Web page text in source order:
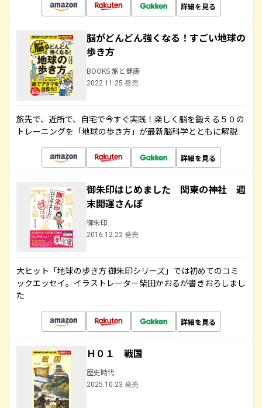
詳細を見る
脳がどんどん強くなる！すごい地球の
歩き方
BOOKS 旅と健康
2022.11.25 発売
旅先で、近所で、自宅で今すぐ実践！楽しく脳を鍛える５０の
トレーニングを「地球の歩き方」が最新脳科学とともに解説
詳細を見る
御朱印はじめました 関東の神社 週
末開運さんぽ
御朱印
2016.12.22 発売
大ヒット「地球の歩き方 御朱印シリーズ」では初めてのコミ
ックエッセイ。イラストレーター柴田かおるが書きおろしまし
た
詳細を見る
Ｈ０１ 戦国
歴史時代
2025.10.23 発売